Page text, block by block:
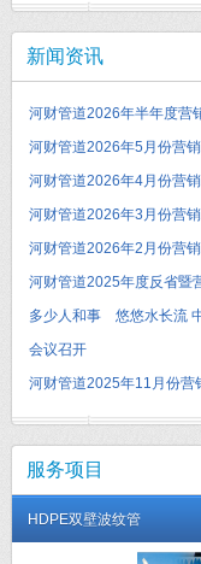
新闻资讯
河财管道2026年半年度营
河财管道2026年5月份营
河财管道2026年4月份营
河财管道2026年3月份营
河财管道2026年2月份营
河财管道2025年度反省暨
多少人和事 悠悠水长流
会议召开
河财管道2025年11月份营
服务项目
HDPE双壁波纹管